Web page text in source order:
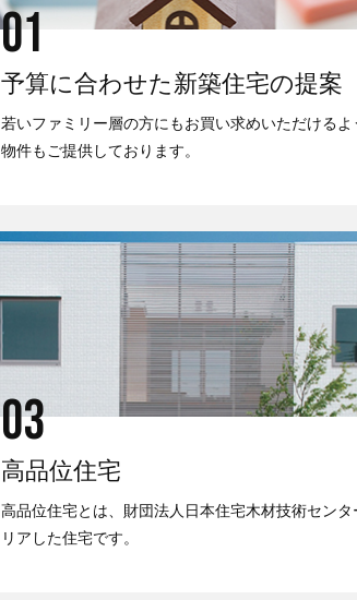
01
予算に合わせた新築住宅の提案
若いファミリー層の方にもお買い求めいただけるよ
物件もご提供しております。
03
高品位住宅
高品位住宅とは、財団法人日本住宅木材技術センタ
リアした住宅です。